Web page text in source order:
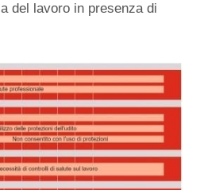
del lavoro in presenza di